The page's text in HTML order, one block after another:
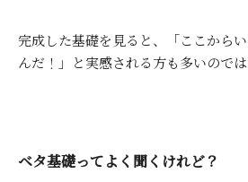
完成した基礎を見ると、「ここから
んだ！」と実感される方も多いので
ベタ基礎ってよく聞くけれど？